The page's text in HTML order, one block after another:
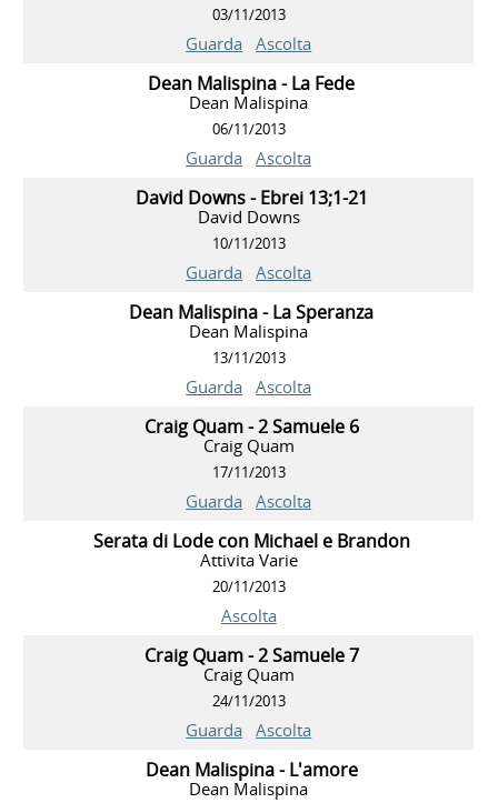
03/11/2013
Guarda Ascolta
Dean Malispina - La Fede
Dean Malispina
06/11/2013
Guarda Ascolta
David Downs - Ebrei 13;1-21
David Downs
10/11/2013
Guarda Ascolta
Dean Malispina - La Speranza
Dean Malispina
13/11/2013
Guarda Ascolta
Craig Quam - 2 Samuele 6
Craig Quam
17/11/2013
Guarda Ascolta
Serata di Lode con Michael e Brandon
Attivita Varie
20/11/2013
Ascolta
Craig Quam - 2 Samuele 7
Craig Quam
24/11/2013
Guarda Ascolta
Dean Malispina - L'amore
Dean Malispina